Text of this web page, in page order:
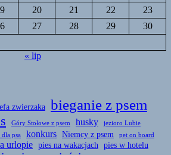
20 21 22
23
27 28 29
30
« lip
zwierzaka bieganie z psem
Góry Stołowe z psem husky jezioro Lubie
psa konkurs Niemcy z psem pet on board
urlopie pies na wakacjach pies w hotelu